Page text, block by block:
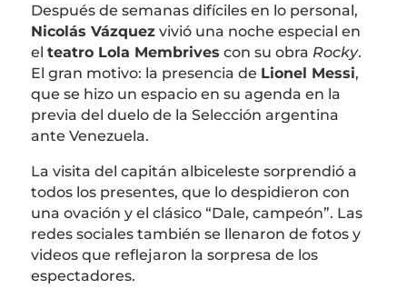
Después de semanas difíciles en lo personal,
Nicolás Vázquezvivió una noche especial en
el teatro Lola Membrives con su obra Rocky.
El gran motivo: la presencia de Lionel Messi,
que se hizo un espacio en su agenda en la
previa del duelo de la Selección argentina
ante Venezuela.
La visita del capitán albiceleste sorprendió a
todos los presentes, que lo despidieron con
una ovación y el clásico “Dale, campeón”. Las
redes sociales también se llenaron de fotos y
videos que reflejaron la sorpresa de los
espectadores.